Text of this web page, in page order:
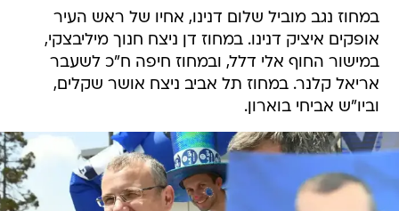
במחוז נגב מוביל שלום דנינו, אחיו של ראש העיר
אופקים איציק דנינו. במחוז דן ניצח חנוך מיליבצקי,
במישור החוף אלי דלל, ובמחוז חיפה ח"כ לשעבר
אריאל קלנר. במחוז תל אביב ניצח אושר שקלים,
וביו"ש אביחי בוארון.